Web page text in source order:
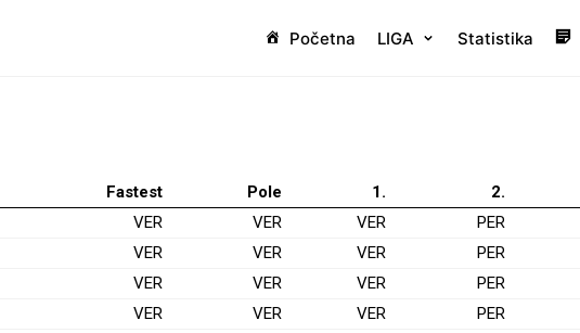
Početna LIGA Statistika
Fastest Pole 1. 2.
VER VER VER PER
VER VER VER PER
VER VER VER PER
VER VER VER PER